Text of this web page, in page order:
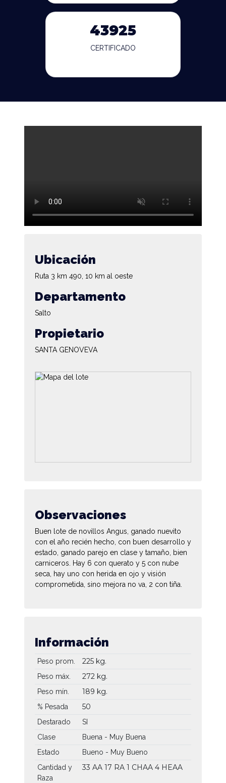
43925
CERTIFICADO
Ubicación
Ruta 3 km 490, 10 km al oeste
Departamento
Salto
Propietario
SANTA GENOVEVA
Observaciones
Buen lote de novillos Angus, ganado nuevito
con el año recién hecho, con buen desarrollo y
estado, ganado parejo en clase y tamaño, bien
carniceros. Hay 6 con querato y 5 con nube
seca, hay uno con herida en ojo y visión
comprometida, sino mejora no va, 2 con tiña.
Información
Peso prom. 225 kg.
Peso máx. 272 kg.
Peso mín. 189 kg.
% Pesada 50
Destarado
SI
Clase
Buena - Muy Buena
Estado
Bueno - Muy Bueno
Cantidad y
Raza
33 AA 17 RA 1 CHAA 4 HEAA